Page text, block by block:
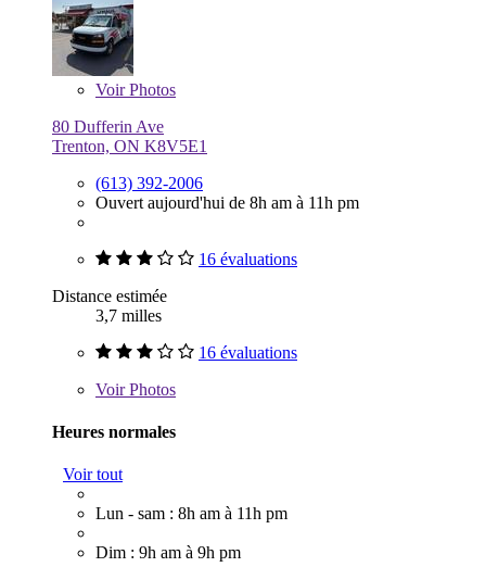
VoirPhotos
80 Dufferin Ave
Trenton, ON K8V5E1
(613) 392-2006
Ouvert aujourd'hui de 8h am à 11h pm
16 évaluations
Distance estimée
3,7 milles
16 évaluations
VoirPhotos
Heures normales
Voir tout
Lun - sam : 8h am à 11h pm
Dim : 9h am à 9h pm